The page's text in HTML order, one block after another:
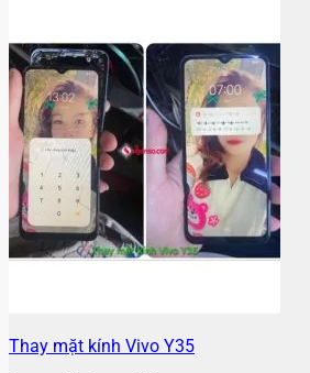
Thay mặt kính Vivo Y35